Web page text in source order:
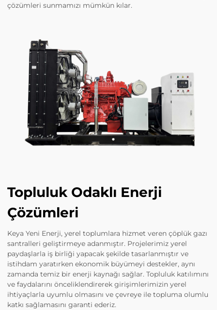
çözümleri sunmamızı mümkün kılar.
Topluluk Odaklı Enerji
Çözümleri
Keya Yeni Enerji, yerel toplumlara hizmet veren çöplük gazı
santralleri geliştirmeye adanmıştır. Projelerimiz yerel
paydaşlarla iş birliği yapacak şekilde tasarlanmıştır ve
istihdam yaratırken ekonomik büyümeyi destekler, aynı
zamanda temiz bir enerji kaynağı sağlar. Topluluk katılımını
ve faydalarını önceliklendirerek girişimlerimizin yerel
ihtiyaçlarla uyumlu olmasını ve çevreye ile topluma olumlu
katkı sağlamasını garanti ederiz.